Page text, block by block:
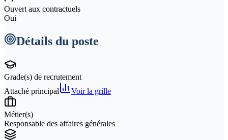
Ouvert aux contractuels
Oui
Détails du poste
Grade(s) de recrutement
Attaché principal
Voir la grille
Métier(s)
Responsable des affaires générales